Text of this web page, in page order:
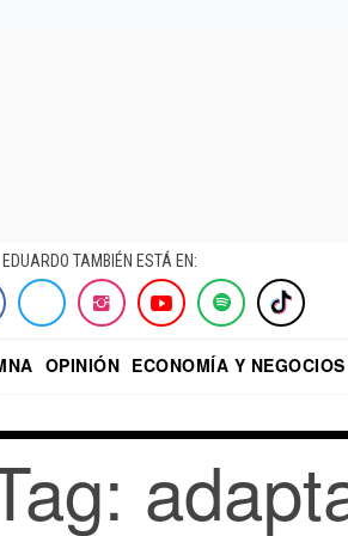
EDUARDO TAMBIÉN ESTÁ EN:
OPINIÓN ECONOMÍA Y NEGOCIOS